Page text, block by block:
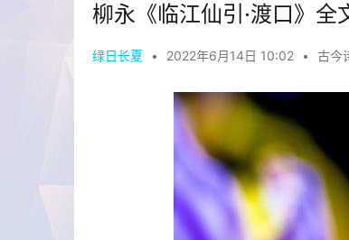
柳永《临江仙引·渡口》全
绿日长夏 • 2022年6月14日 10:02 • 古今